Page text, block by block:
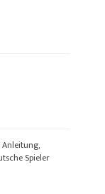
Spieler